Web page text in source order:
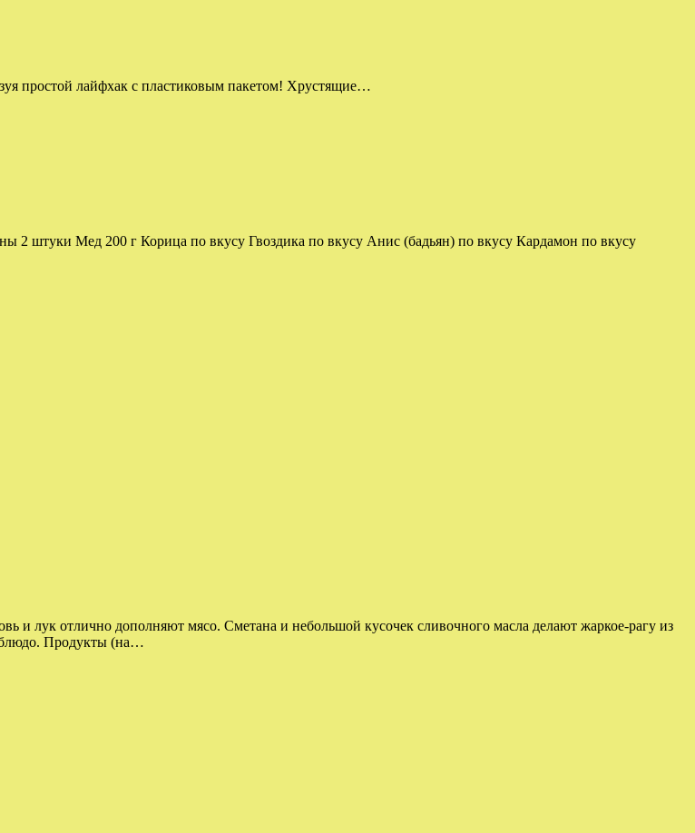
простой лайфхак с пластиковым пакетом! Хрустящие…
штуки Мед 200 г Корица по вкусу Гвоздика по вкусу Анис (бадьян) по вкусу Кардамон по вкусу
лук отлично дополняют мясо. Сметана и небольшой кусочек сливочного масла делают жаркое-рагу из
блюдо. Продукты (на…